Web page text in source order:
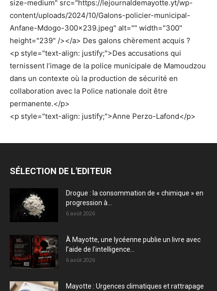
size-medium" src="https://lejournaldemayotte.yt/wp-
content/uploads/2024/10/Galons-policier-municipal-
Anfane-Mdogo-300×239.jpeg" alt="" width="300"
height="239" /></a> Des galons chèrement acquis ?
<p style="text-align: justify;">Des accusations qui
ternissent l’image de la police municipale de Mamoudzou
dans un contexte où la production de sécurité en
collaboration avec la Police nationale doit être
permanente.</p>
<p style="text-align: justify;">Anne Perzo-Lafond</p>
SÉLECTION DE L'EDITEUR
Drogue : la consommation de « chimique » en
progression à...
6 août 2026
À Mayotte, une lycéenne publie un livre avec
l’aide de l’intelligence...
6 août 2026
Mayotte : Urgences climatiques et rattrapage